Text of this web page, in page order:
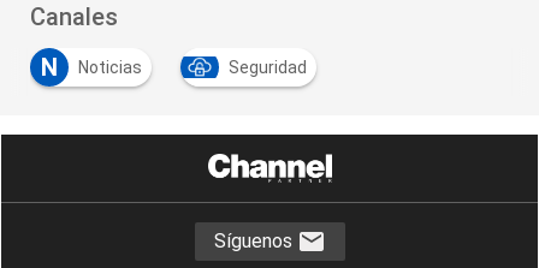
Canales
N
Noticias Seguridad
Síguenos